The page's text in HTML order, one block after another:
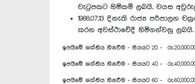
වැටුපකට හිමිකම් ලබයි. වයස
1988.07.13 දිනැති රාජ්‍ය
කරන අවස්ථාවේදී හිමිගන්වනු ලබයි.
ඉපයීමේ ශක්තිය හීනවීම - සියයට 20 -
ඉපයීමේ ශක්තිය හීනවීම - සියයට 40 -
ඉපයීමේ ශක්තිය හීනවීම - සියයට 60 -